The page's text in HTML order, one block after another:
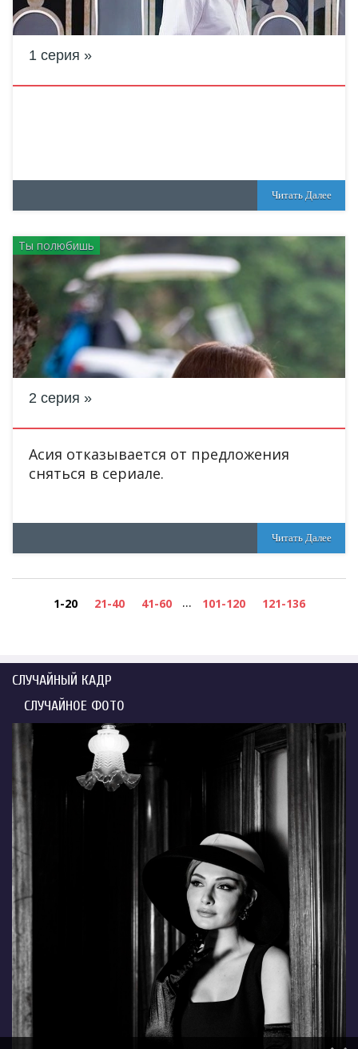
1 серия
Читать Далее
Ты полюбишь
2 серия
Асия отказывается от предложения
сняться в сериале.
Читать Далее
1-20 21-40 41-60 ... 101-120 121-136
СЛУЧАЙНЫЙ КАДР
СЛУЧАЙНОЕ ФОТО